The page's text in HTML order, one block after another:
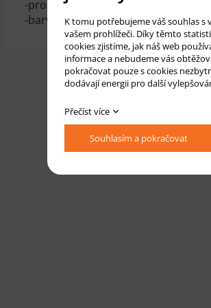
-pro zakrytí spojovacího kování
-barva: světle hnědá
K tomu potřebujeme váš souhlas s
vašem prohlížeči. Díky těmto
cookies zjistíme, jak náš web
informace a nebudeme vás
pokračovat pouze s cookies
dodávají energii pro další
Přečíst více
Souhlasím a pokračovat